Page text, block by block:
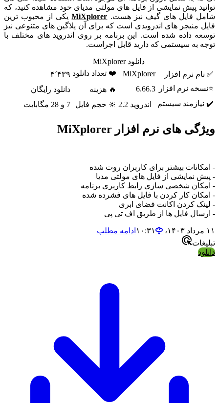
توانید پیش نمایشی از فایل های مولتی مدیای خود مشاهده کنید، که
شامل فایل های گیف نیز هست. MiXplorerیکی از محبوب ترین
فایل منیجر های اندرویدی است که برای آن پلاگین های متنوعی نیز
توسعه داده شده است. این برنامه بر روی اندروید های مختلف با
توجه به سیستمی که دارید قابل اجراست.
دانلود MiXplorer
✅ نام نرم افزار
MiXplorer ❤️ تعداد دانلود ۴٬۴۳۹
⭐نسخه نرم افزار
6.66.3 🔥 هزینه
دانلود رایگان
✔️ نیازمند سیستم
اندروید 2.2 🔆 حجم فایل 7 و 28 مگابایت
ویژگی های نرم افزار MiXplorer
- امکانات بیشتر برای کاربران روت شده
- پیش نمایشی از فایل های مولتی مدیا
- امکان شخصی سازی رابط کاربری برنامه
- امکان کار کردن با فایل های فشرده شده
- لینک کردن اکانت فضای ابری
- ارسال فایل ها از طریق اف تی پی
۱۱ مرداد ۱۴۰۳،‏ ۱۰:۳۱
ادامه مطلب
تبلیغات
دانلود